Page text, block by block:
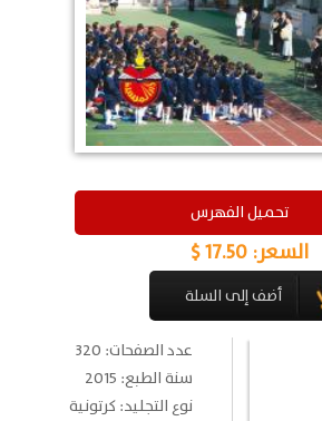
تحميل الفهرس
السعر: 17.50 $
عدد الصفحات: 320
سنة الطبع: 2015
نوع التجليد: كرتونية